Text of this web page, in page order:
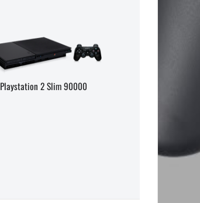
Playstation 2 Slim 90000